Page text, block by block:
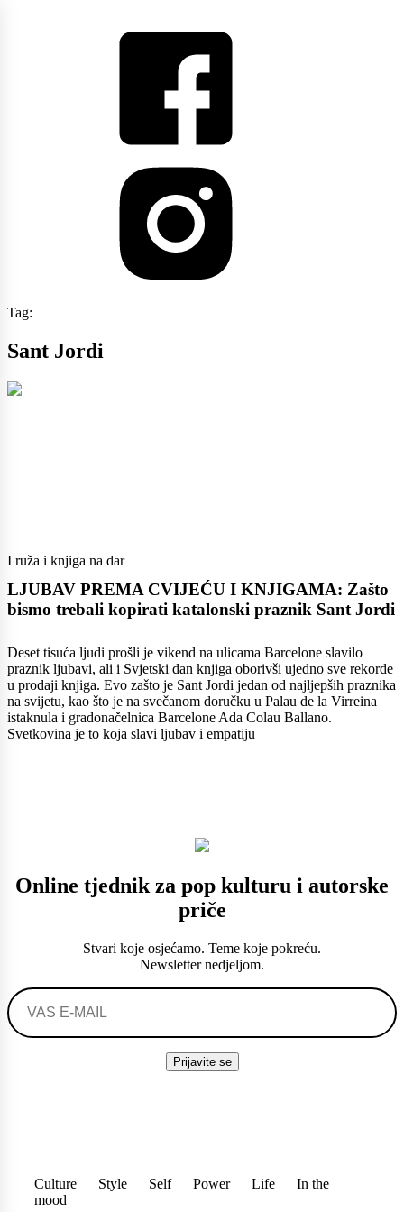
Tag:
Sant Jordi
I ruža i knjiga na dar
LJUBAV PREMA CVIJEĆU I KNJIGAMA: Zašto
bismo trebali kopirati katalonski praznik Sant Jordi
Deset tisuća ljudi prošli je vikend na ulicama Barcelone slavilo
praznik ljubavi, ali i Svjetski dan knjiga oborivši ujedno sve rekorde
u prodaji knjiga. Evo zašto je Sant Jordi jedan od najljepših praznika
na svijetu, kao što je na svečanom doručku u Palau de la Virreina
istaknula i gradonačelnica Barcelone Ada Colau Ballano.
Svetkovina je to koja slavi ljubav i empatiju
Online tjednik za pop kulturu i autorske
priče
Stvari koje osjećamo. Teme koje pokreću.
Newsletter nedjeljom.
Culture Style Self Power Life
In the
mood